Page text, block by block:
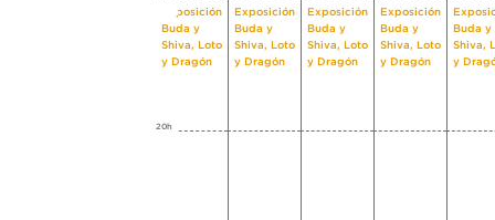
Exposición
Buda y
Shiva, Loto
y Dragón
Exposición
Buda y
Shiva, Loto
y Dragón
Exposición
Buda y
Shiva, Loto
y Dragón
Exposición
Buda y
Shiva, Loto
y Dragón
Buda y
Shiva,
y
20h